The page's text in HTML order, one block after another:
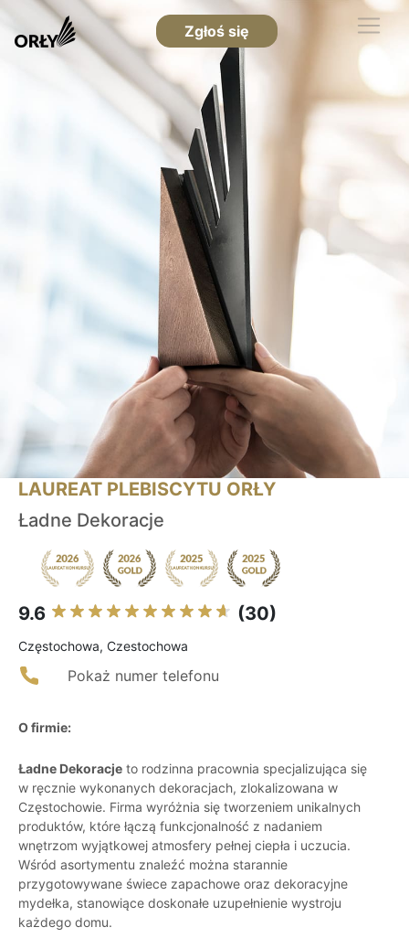
Zgłoś się
LAUREAT PLEBISCYTU ORŁY
Ładne Dekoracje
9.6 (30)
Częstochowa, Czestochowa
Pokaż numer telefonu
O firmie:
Ładne Dekoracje to rodzinna pracownia specjalizująca się
w ręcznie wykonanych dekoracjach, zlokalizowana w
Częstochowie. Firma wyróżnia się tworzeniem unikalnych
produktów, które łączą funkcjonalność z nadaniem
wnętrzom wyjątkowej atmosfery pełnej ciepła i uczucia.
Wśród asortymentu znaleźć można starannie
przygotowywane świece zapachowe oraz dekoracyjne
mydełka, stanowiące doskonałe uzupełnienie wystroju
każdego domu.